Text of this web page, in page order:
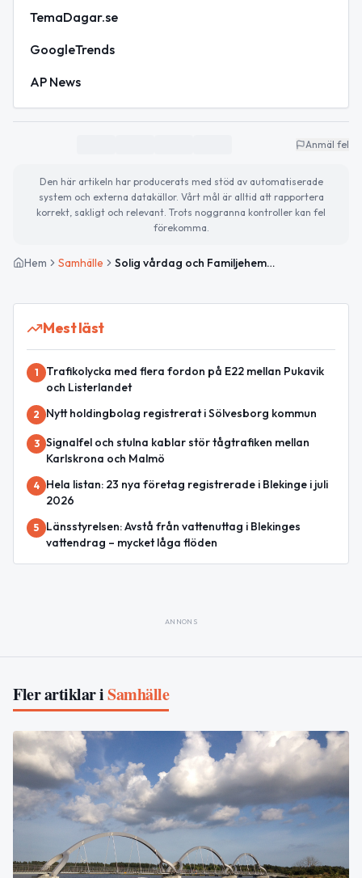
TemaDagar.se
GoogleTrends
AP News
Anmäl fel
Den här artikeln har producerats med stöd av automatiserade
system och externa datakällor. Vårt mål är alltid att rapportera
korrekt, sakligt och relevant. Trots noggranna kontroller kan fel
förekomma.
Hem Samhälle Solig vårdag och Familjehemmens dag uppmärksammas
Mest läst
1
Trafikolycka med flera fordon på E22 mellan Pukavik
och Listerlandet
2 Nytt holdingbolag registrerat i Sölvesborg kommun
3 Signalfel och stulna kablar stör tågtrafiken mellan
Karlskrona och Malmö
4
Hela listan: 23 nya företag registrerade i Blekinge i juli
2026
5
Länsstyrelsen: Avstå från vattenuttag i Blekinges
vattendrag – mycket låga flöden
ANNONS
Fler artiklar iSamhälle